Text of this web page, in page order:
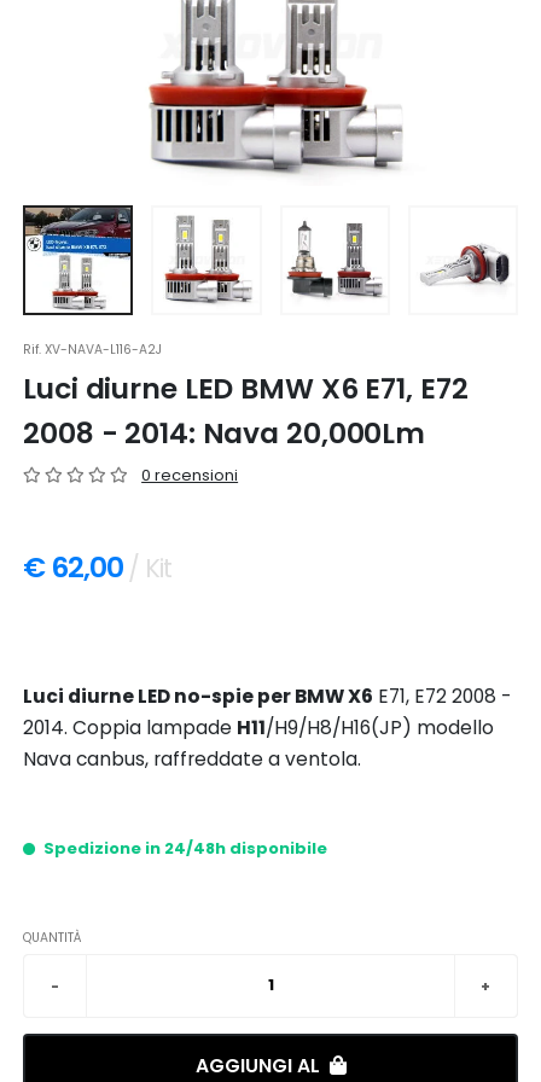
Rif.XV-NAVA-L116-A2J
Luci diurne LED BMW X6 E71, E72
2008 - 2014: Nava 20,000Lm
0 recensioni
€ 62,00 / Kit
Luci diurne LED no-spie per BMW X6 E71, E72 2008 -
2014. Coppia lampade H11/H9/H8/H16(JP) modello
Nava canbus, raffreddate a ventola.
Spedizione in 24/48h disponibile
QUANTITÀ
AGGIUNGI AL